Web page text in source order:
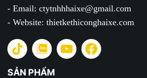
- Email: ctytnhhhaixe@gmail.com
- Website: thietkethiconghaixe.com
SẢN PHẨM